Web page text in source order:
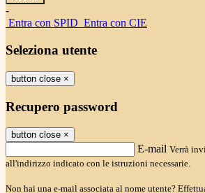
-
Entra con SPID Entra con CIE
Seleziona utente
button close ×
Recupero password
button close ×
E-mail Verrà
all'indirizzo indicato con le istruzioni necessarie.
Non hai una e-mail associata al nome utente?